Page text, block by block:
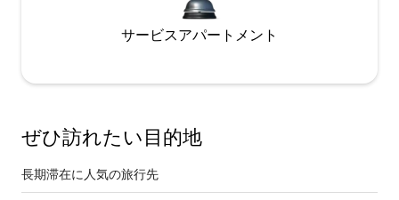
サービスアパートメント
ぜひ訪⁠れ⁠た⁠い目⁠的⁠地
長期滞在に人気の旅行先